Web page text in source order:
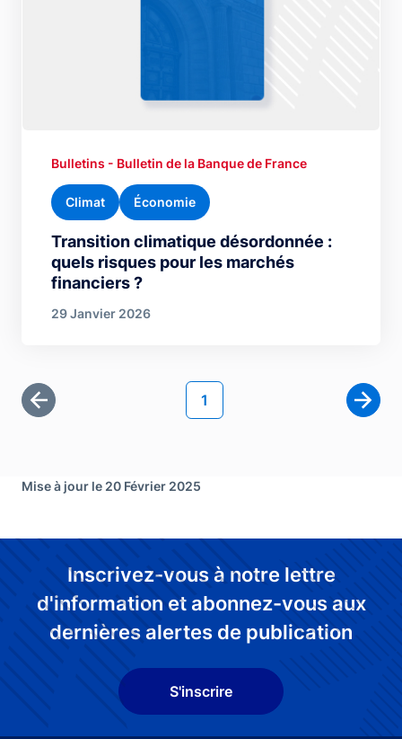
Transition climatique désordonnée :
quels risques pour les marchés
financiers ?
Bulletins - Bulletin de la Banque de France
Climat Économie
29 Janvier 2026
Première page
Page courante
1
Page
Mise à jour le 20 Février 2025
Inscrivez-vous à notre lettre
d'information et abonnez-vous aux
dernières alertes de publication
S'inscrire